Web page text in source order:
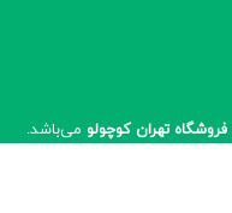
فروشگاه تهران کوچولو می‌باشد.​​​​​​​